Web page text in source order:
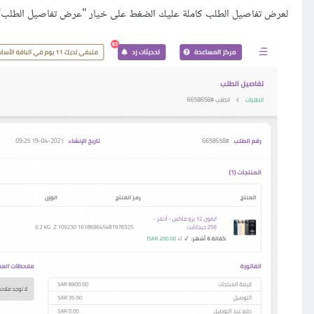
لعرض تفاصيل الطلب كاملة عليك الضغط على خيار "عرض تفاصيل